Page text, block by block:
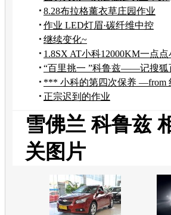
版）
8.28布拉格薰衣草庄园作业
作业 LED灯眉·碳纤维中控
继续变化~
1.8SX AT小科12000KM一点
“百里挑一 ”科鲁兹——记搜狐
驾游邯郸
*** 小科的第四次保养 —from
***
正宗迟到的作业
雪佛兰 科鲁兹
关图片